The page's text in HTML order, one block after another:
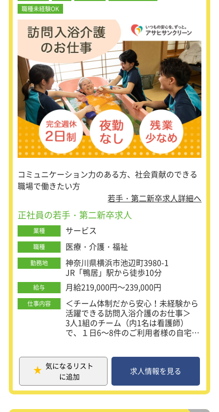
職種未経験OK
コミュニケーション力のある方、社会貢献のできる
職場で働きたい方
若手・第二新卒求人詳細へ
正社員の若手・第二新卒求人
業種 サービス
職種 医療・介護・福祉
勤務地
神奈川県横浜市池辺町3980-1
JR「鴨居」駅から徒歩10分
給与 月給219,000円～239,000円
仕事内容
＜チーム体制だから安心！未経験から
活躍できる訪問入浴介護のお仕事＞
3人1組のチーム（内1名は看護師）
で、１日6～8件のご利用者様の自宅に
れるよう入浴サービスを提供するお仕
事です。
お仕事を始めるにあたって資格等は不
要。介護職員がどんな仕事をしている
気になるリスト
に追加
求人情報を見る